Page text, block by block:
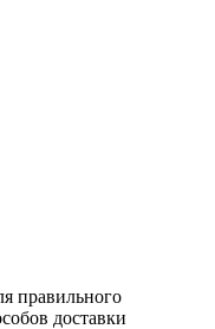
правильного
доставки